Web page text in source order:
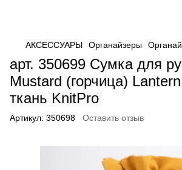
АКСЕССУАРЫ Органайзеры
арт. 350699 Сумка для
Mustard (горчица)
ткань KnitPro
Артикул: 350698 Оставить отзыв